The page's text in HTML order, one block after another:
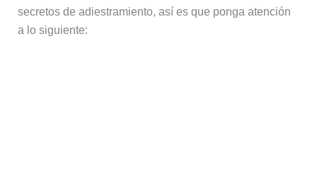
secretos de adiestramiento, así es que ponga atención
a lo siguiente: